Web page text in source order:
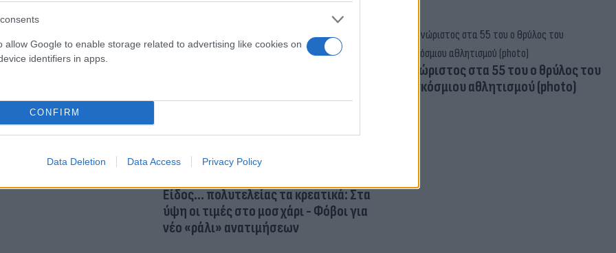
allow Google to enable storage related to advertising like cookies on
identifiers in apps.
CONFIRM
Data Deletion Data Access Privacy Policy
κάκωσης
Είδος... πολυτελείας τα κρεατικά: Στα
ύψη οι τιμές στο μοσχάρι - Φόβοι για
νέο «ράλι» ανατιμήσεων
Aγνώριστος στα 55 του ο θρύλος του
παγκόσμιου αθλητισμού (photo)